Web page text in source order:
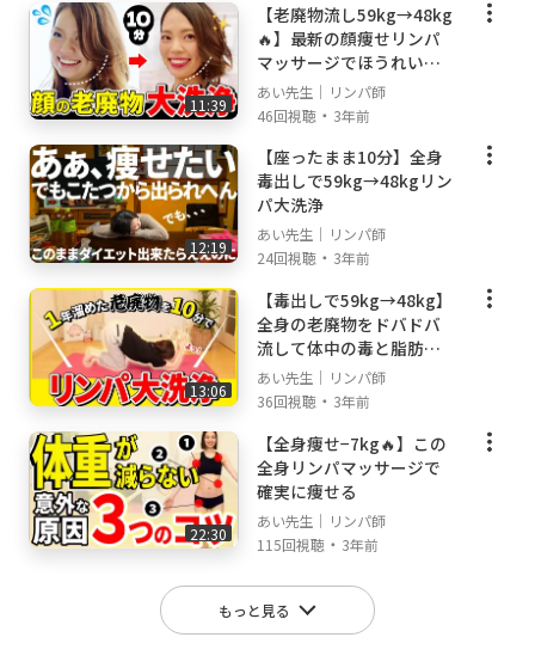
------------------------------------------------------------
----
いつも一緒にリンパマッサージを
頑張っていただきありがとうございます💛
＃リンパマッサージ
＃リンパ流し
＃ダイエット
＃脚やせ
＃お腹痩せ
＃むくみ
11:39
【老廃物流し59kg→48kg
🔥】最新の顔痩せリンパ
マッサージでほうれい線,
小じわ,むくみ,小顔対策
あい先生｜リンパ師
46回視聴 ・ 3年前
12:19
【座ったまま10分】全身
毒出しで59kg→48kgリン
パ大洗浄
あい先生｜リンパ師
24回視聴 ・ 3年前
13:06
【毒出しで59kg→48kg】
全身の老廃物をドバドバ
流して体中の毒と脂肪と
疲労をリンパで大掃除！
あい先生｜リンパ師
36回視聴 ・ 3年前
22:30
【全身痩せ−7kg🔥】この
全身リンパマッサージで
確実に痩せる
あい先生｜リンパ師
115回視聴 ・ 3年前
もっと見る